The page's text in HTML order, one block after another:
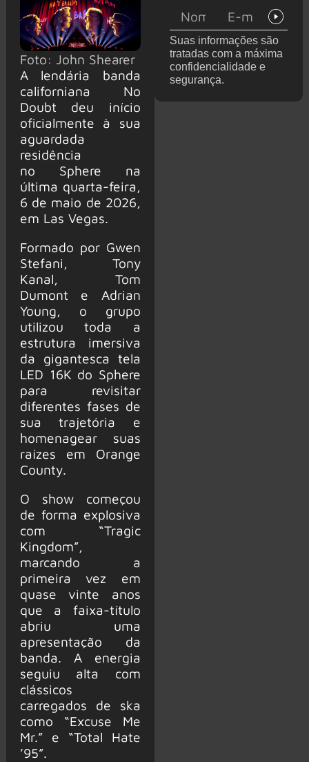
Foto: John Shearer
A lendária banda
californiana No
Doubt deu início
oficialmente à sua
aguardada
residência
no Sphere na
última quarta-feira,
6 de maio de 2026,
em Las Vegas.
Formado por Gwen
Stefani, Tony
Kanal, Tom
Dumont e Adrian
Young, o grupo
utilizou toda a
estrutura imersiva
da gigantesca tela
LED 16K do Sphere
para revisitar
diferentes fases de
sua trajetória e
homenagear suas
raízes em Orange
County.
O show começou
de forma explosiva
com “Tragic
Kingdom”,
marcando a
primeira vez em
quase vinte anos
que a faixa-título
abriu uma
apresentação da
banda. A energia
seguiu alta com
clássicos
carregados de ska
como “Excuse Me
Mr.” e “Total Hate
’95”.
Suas informações são
tratadas com a máxima
confidencialidade e
segurança.